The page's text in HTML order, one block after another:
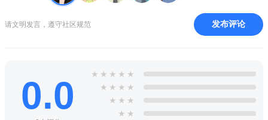
请文明发言，遵守社区规范 发布评论
0.0 ★ ★ ★ ★ ★
★ ★ ★ ★
★ ★ ★
★ ★